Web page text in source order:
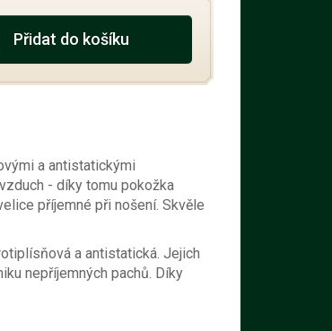
Přidat do košíku
a antistatickými
- díky tomu pokožka
příjemné při nošení. Skvěle
a antistatická. Jejich
nepříjemných pachů. Díky